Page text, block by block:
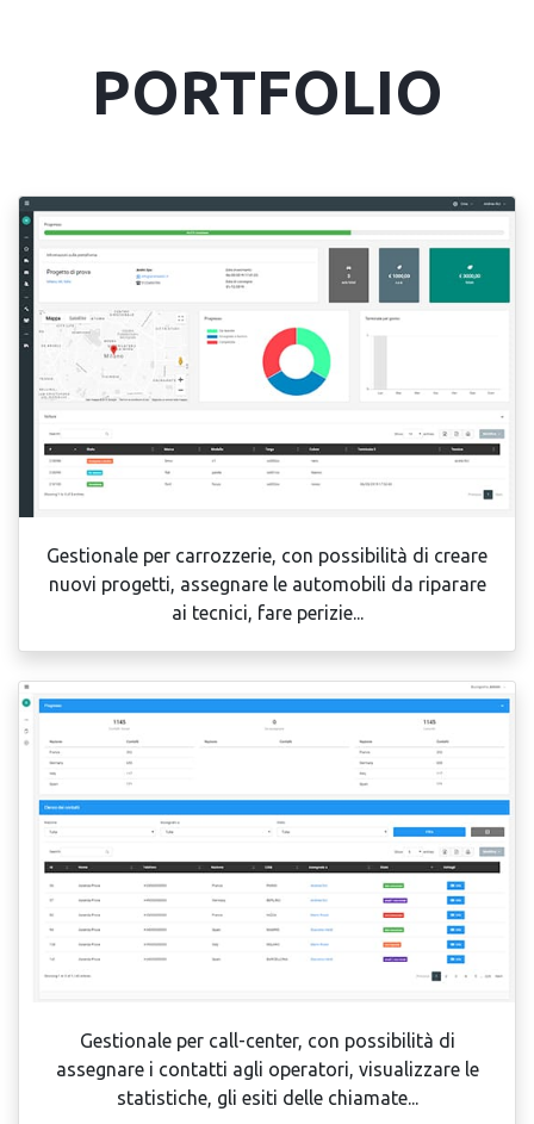
PORTFOLIO
Gestionale per carrozzerie, con possibilità di creare
nuovi progetti, assegnare le automobili da riparare
ai tecnici, fare perizie...
Gestionale per call-center, con possibilità di
assegnare i contatti agli operatori, visualizzare le
statistiche, gli esiti delle chiamate...